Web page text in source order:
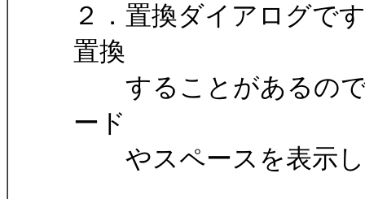
２．置換ダイアログで
置換
することがあるので
ード
やスペースを表示し